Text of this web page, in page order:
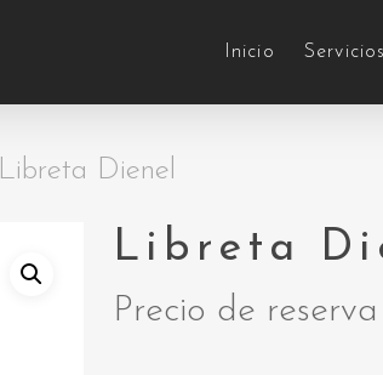
Inicio Servicios
Libreta Dienel
Libreta
Precio de reserva